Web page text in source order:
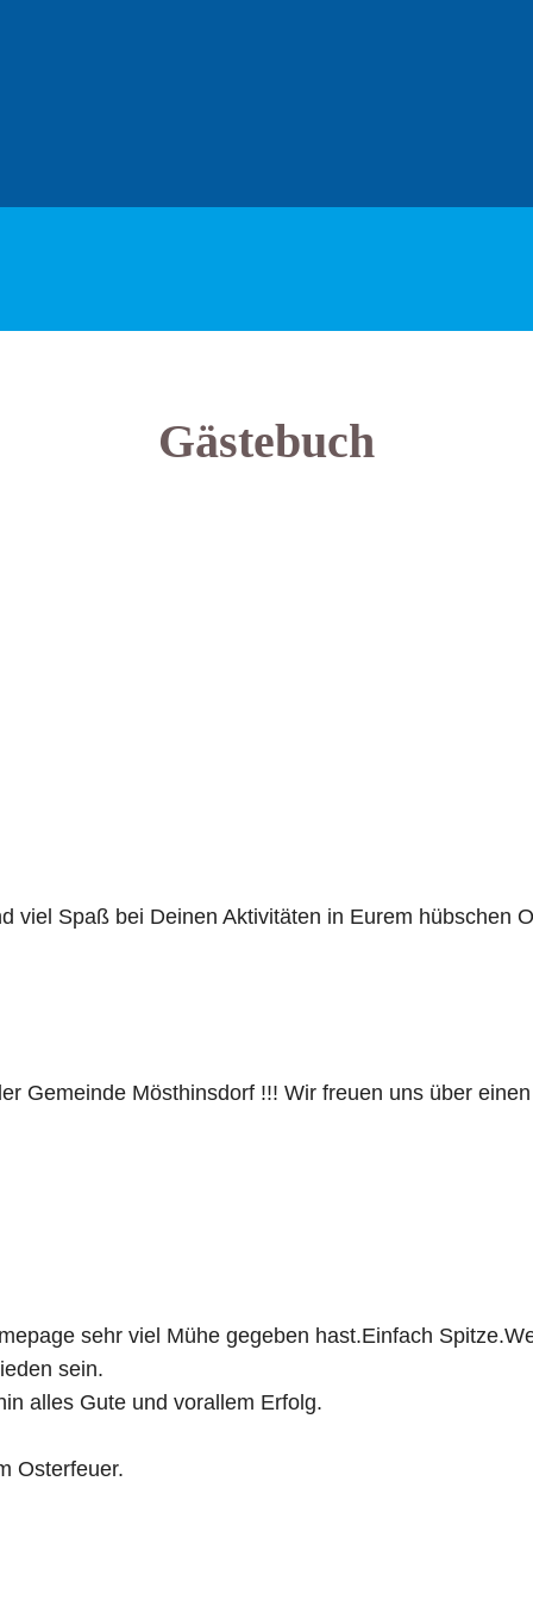
Gästebuch
viel Spaß bei Deinen Aktivitäten in Eurem hübschen
Gemeinde Mösthinsdorf !!! Wir freuen uns über
sehr viel Mühe gegeben hast.Einfach
sein.
alles Gute und vorallem Erfolg.
Osterfeuer.